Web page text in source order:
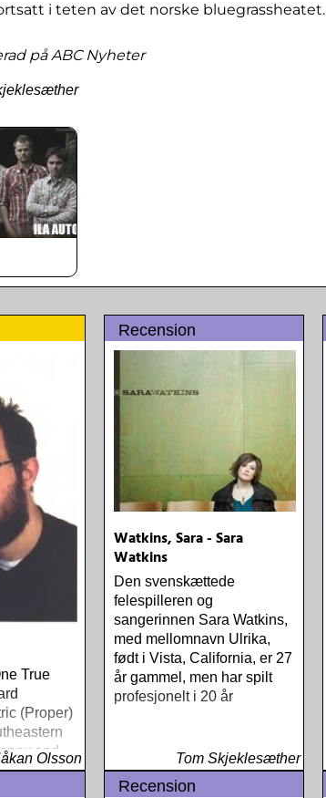
i teten av det norske bluegrassheatet.
på ABC Nyheter
True
(Proper)
and
the World
Slow Fox
Olsson
Recension
Watkins, Sara - Sara
Watkins
Den svenskættede
felespilleren og
sangerinnen Sara Watkins,
med mellomnavn Ulrika,
født i Vista, California, er 27
år gammel, men har spilt
profesjonelt i 20 år
Tom Skjeklesæther
Recension